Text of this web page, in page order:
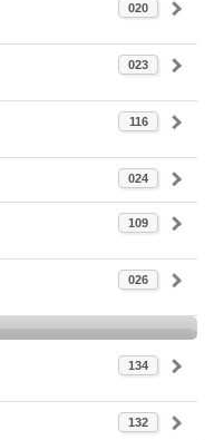
020
023
116
024
109
026
134
132